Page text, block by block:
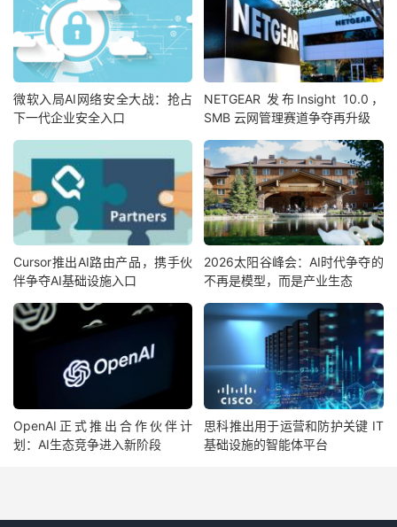
微软入局AI网络安全大战：抢占
下一代企业安全入口
NETGEAR 发布Insight 10.0，
SMB 云网管理赛道争夺再升级
Cursor推出AI路由产品，携手伙
伴争夺AI基础设施入口
2026太阳谷峰会：AI时代争夺的
不再是模型，而是产业生态
OpenAI正式推出合作伙伴计
划：AI生态竞争进入新阶段
思科推出用于运营和防护关键 IT
基础设施的智能体平台